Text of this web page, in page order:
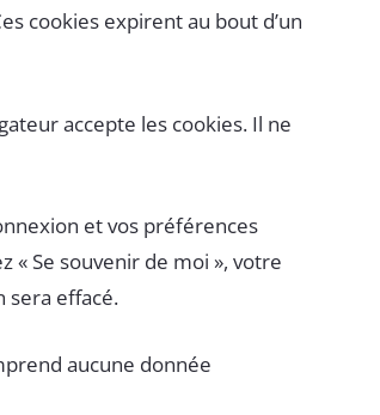
cookies expirent au bout d’un
accepte les cookies. Il ne
et vos préférences
« Se souvenir de moi », votre
sera effacé.
aucune donnée